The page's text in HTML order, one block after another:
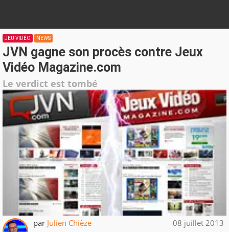
JEU VIDÉO NEWS
JVN gagne son procès contre Jeux
Vidéo Magazine.com
Le verdict est tombé
par Julien Chièze 08 juillet 2013